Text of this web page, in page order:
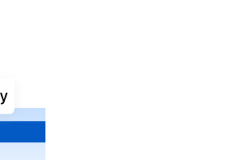
in contanti e altri mezzi di